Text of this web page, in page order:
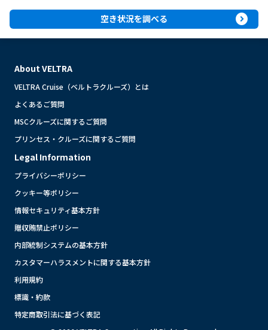
空き状況を調べる expand_circle_right
About VELTRA
VELTRA Cruise（ベルトラクルーズ）とは
よくあるご質問
MSCクルーズに関するご質問
プリンセス・クルーズに関するご質問
Legal Information
プライバシーポリシー
クッキー等ポリシー
情報セキュリティ基本方針
贈収賄禁止ポリシー
内部統制システムの基本方針
カスタマーハラスメントに関する基本方針
利用規約
標識・約款
特定商取引法に基づく表記